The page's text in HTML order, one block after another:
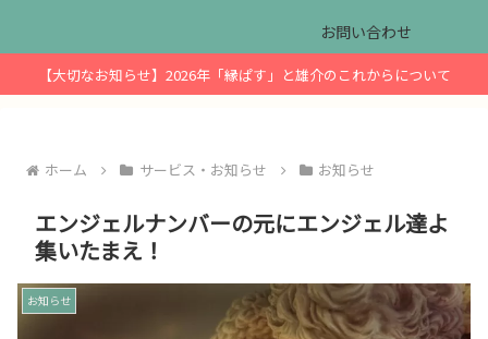
お問い合わせ
【大切なお知らせ】2026年「縁ぱす」と雄介のこれからについて
ホーム サービス・お知らせ お知らせ
エンジェルナンバーの元にエンジェル達よ
集いたまえ！
お知らせ